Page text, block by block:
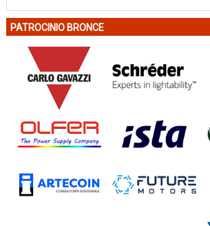
PATROCINIO BRONCE